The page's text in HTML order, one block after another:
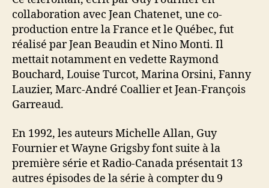
collaboration avec Jean Chatenet, une co-
production entre la France et le Québec, fut
réalisé par Jean Beaudin et Nino Monti. Il
mettait notamment en vedette Raymond
Bouchard, Louise Turcot, Marina Orsini, Fanny
Lauzier, Marc-André Coallier et Jean-François
Garreaud.
En 1992, les auteurs Michelle Allan, Guy
Fournier et Wayne Grigsby font suite à la
première série et Radio-Canada présentait 13
autres épisodes de la série à compter du 9